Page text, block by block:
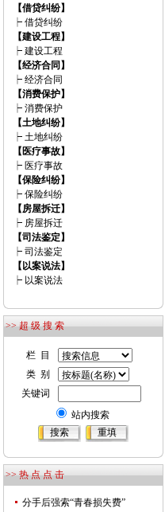
【借贷纠纷】
┝ 借贷纠纷
【建设工程】
┝ 建设工程
【经济合同】
┝ 经济合同
【消费保护】
┝ 消费保护
【土地纠纷】
┝ 土地纠纷
【医疗事故】
┝ 医疗事故
【保险纠纷】
┝ 保险纠纷
【房屋拆迁】
┝ 房屋拆迁
【司法鉴定】
┝ 司法鉴定
【以案说法】
┝ 以案说法
>> 超 级 搜 索
栏 目
类 别
关键词
站内搜索
>> 热 点 点 击
分手后强索“青春损失费”